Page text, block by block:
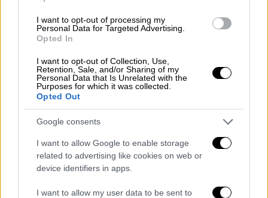
I want to opt-out of processing my
Personal Data for Targeted Advertising.
Opted In
I want to opt-out of Collection, Use,
Retention, Sale, and/or Sharing of my
Personal Data that Is Unrelated with the
Purposes for which it was collected.
Opted Out
Google consents
I want to allow Google to enable storage
related to advertising like cookies on web or
device identifiers in apps.
I want to allow my user data to be sent to
Και συνέχισε λέγοντας: «Πρέπει να
διασφαλιστούμε από κάποιες εγγυήσεις ότι
θα γίνει έτσι όπως πρέπει να γίνει. Γιατί
φαντάζεσαι να επανέλθει και να μην είναι
αυτό που αγαπάει και θέλει ο κόσμος;
Αυτό
υπομονή γιατί μέσα στις επόμενες μέρες θα
ξεκαθαρίσει».
O Μελέτης Ηλίας μίλησε επίσης για τα